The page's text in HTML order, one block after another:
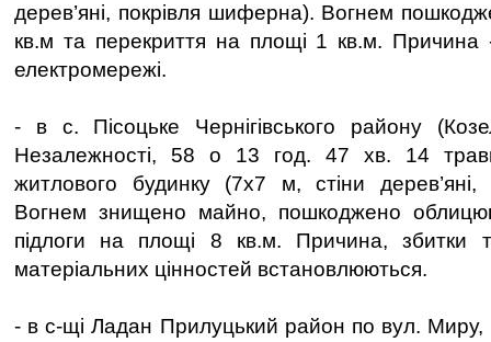
дерев’яні, покрівля шиферна). Вогнем
кв.м та перекриття на площі 1 кв.м. Причина
електромережі.
- в с. Пісоцьке Чернігівського району
Незалежності, 58 о 13 год. 47 хв. 14
житлового будинку (7х7 м, стіни
Вогнем знищено майно, пошкоджено
підлоги на площі 8 кв.м. Причина, збитки
матеріальних цінностей встановлюються.
- в с-щі Ладан Прилуцький район по вул. Миру,